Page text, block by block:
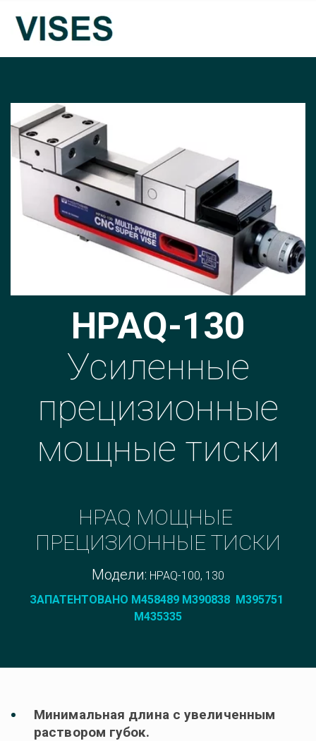
HPAQ-130
Усиленные
прецизионные
мощные тиски
HPAQ МОЩНЫЕ
ПРЕЦИЗИОННЫЕ ТИСКИ
Модели: HPAQ-100, 130
ЗАПАТЕНТОВАНО M458489 M390838  M395751
M435335
Минимальная длина с увеличенным
раствором губок.